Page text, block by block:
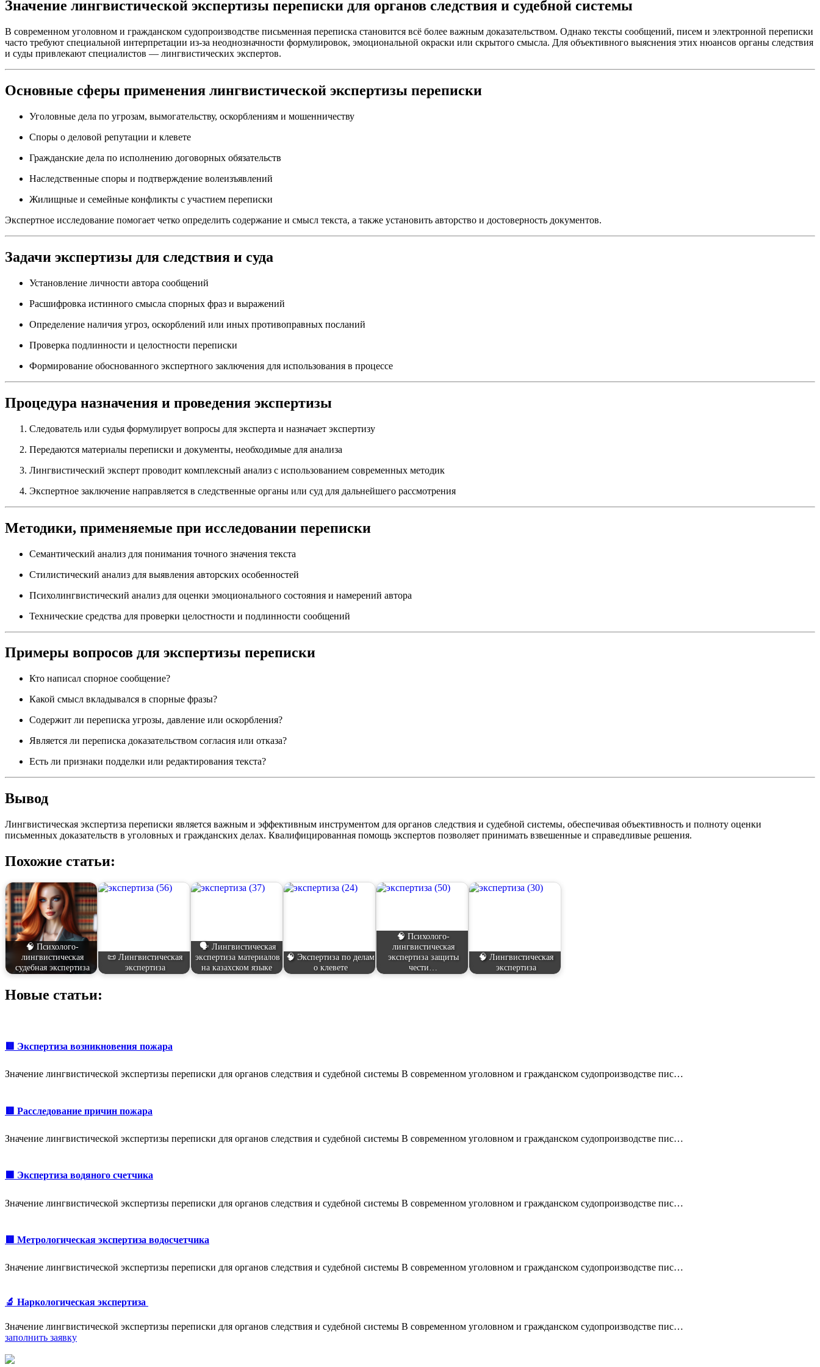
Значение лингвистической экспертизы переписки для органов следствия и судебной системы
В современном уголовном и гражданском судопроизводстве письменная переписка становится всё более важным доказательством. Однако тексты сообщений, писем и электронной переписки
часто требуют специальной интерпретации из-за неоднозначности формулировок, эмоциональной окраски или скрытого смысла. Для объективного выяснения этих нюансов органы следствия
и суды привлекают специалистов — лингвистических экспертов.
Основные сферы применения лингвистической экспертизы переписки
Уголовные дела по угрозам, вымогательству, оскорблениям и мошенничеству
Споры о деловой репутации и клевете
Гражданские дела по исполнению договорных обязательств
Наследственные споры и подтверждение волеизъявлений
Жилищные и семейные конфликты с участием переписки
Экспертное исследование помогает четко определить содержание и смысл текста, а также установить авторство и достоверность документов.
Задачи экспертизы для следствия и суда
Установление личности автора сообщений
Расшифровка истинного смысла спорных фраз и выражений
Определение наличия угроз, оскорблений или иных противоправных посланий
Проверка подлинности и целостности переписки
Формирование обоснованного экспертного заключения для использования в процессе
Процедура назначения и проведения экспертизы
Следователь или судья формулирует вопросы для эксперта и назначает экспертизу
Передаются материалы переписки и документы, необходимые для анализа
Лингвистический эксперт проводит комплексный анализ с использованием современных методик
Экспертное заключение направляется в следственные органы или суд для дальнейшего рассмотрения
Методики, применяемые при исследовании переписки
Семантический анализ для понимания точного значения текста
Стилистический анализ для выявления авторских особенностей
Психолингвистический анализ для оценки эмоционального состояния и намерений автора
Технические средства для проверки целостности и подлинности сообщений
Примеры вопросов для экспертизы переписки
Кто написал спорное сообщение?
Какой смысл вкладывался в спорные фразы?
Содержит ли переписка угрозы, давление или оскорбления?
Является ли переписка доказательством согласия или отказа?
Есть ли признаки подделки или редактирования текста?
Вывод
Лингвистическая экспертиза переписки является важным и эффективным инструментом для органов следствия и судебной системы, обеспечивая объективность и полноту оценки
письменных доказательств в уголовных и гражданских делах. Квалифицированная помощь экспертов позволяет принимать взвешенные и справедливые решения.
Похожие статьи:
🧠 Психолого-
лингвистическая
судебная экспертиза
📜 Лингвистическая
экспертиза
🗣️ Лингвистическая
экспертиза материалов
на казахском языке
🧠 Экспертиза по делам
о клевете
🧠 Психолого-
лингвистическая
экспертиза защиты
чести…
🧠 Лингвистическая
экспертиза
Новые статьи:
🟥 Экспертиза возникновения пожара
Значение лингвистической экспертизы переписки для органов следствия и судебной системы В современном уголовном и гражданском судопроизводстве пис…
🟥 Расследование причин пожара
Значение лингвистической экспертизы переписки для органов следствия и судебной системы В современном уголовном и гражданском судопроизводстве пис…
🟩 Экспертиза водяного счетчика
Значение лингвистической экспертизы переписки для органов следствия и судебной системы В современном уголовном и гражданском судопроизводстве пис…
🟥 Метрологическая экспертиза водосчетчика
Значение лингвистической экспертизы переписки для органов следствия и судебной системы В современном уголовном и гражданском судопроизводстве пис…
🔬 Наркологическая экспертиза
Значение лингвистической экспертизы переписки для органов следствия и судебной системы В современном уголовном и гражданском судопроизводстве пис…
заполнить заявку